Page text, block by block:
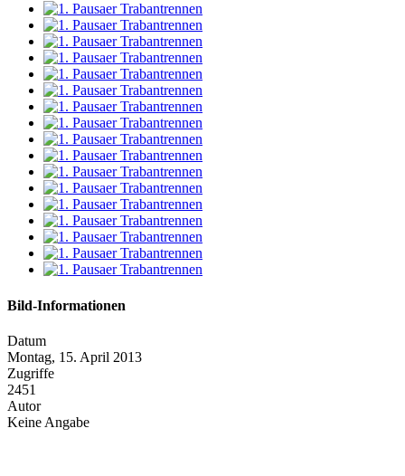
Bild-Informationen
Datum
Montag, 15. April 2013
Zugriffe
2451
Autor
Keine Angabe